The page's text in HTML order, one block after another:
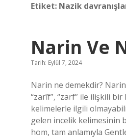
Etiket: Nazik
Narin Ve
Tarih: Eylül 7, 2024
Narin ne demekdir?
“zarîf”, “zarf” ile ilişkili bir
kelimelerle ilgili
gelen incelik kelimesinin
hom, tam anlamıyla